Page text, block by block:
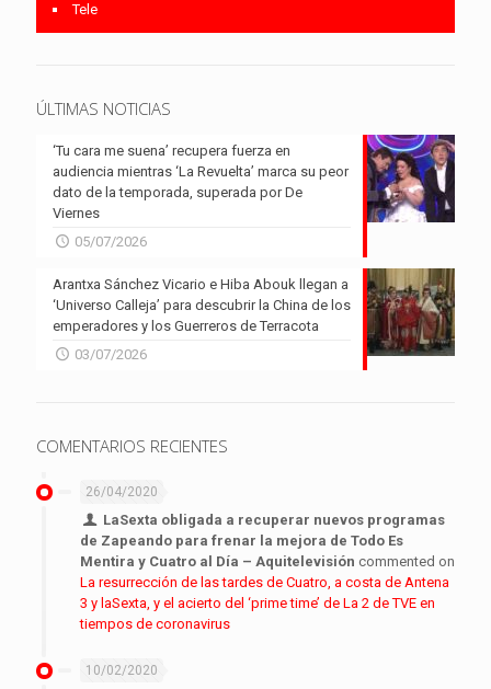
Tele
ÚLTIMAS NOTICIAS
‘Tu cara me suena’ recupera fuerza en
audiencia mientras ‘La Revuelta’ marca su peor
dato de la temporada, superada por De
Viernes
05/07/2026
Arantxa Sánchez Vicario e Hiba Abouk llegan a
‘Universo Calleja’ para descubrir la China de los
emperadores y los Guerreros de Terracota
03/07/2026
COMENTARIOS RECIENTES
26/04/2020
LaSexta obligada a recuperar nuevos programas
de Zapeando para frenar la mejora de Todo Es
Mentira y Cuatro al Día – Aquitelevisión commented on
La resurrección de las tardes de Cuatro, a costa de Antena
3 y laSexta, y el acierto del ‘prime time’ de La 2 de TVE en
tiempos de coronavirus
10/02/2020